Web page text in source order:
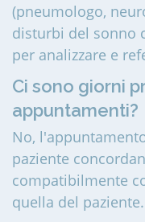
(pneumologo,
disturbi del sonno
per analizzare e
Ci sono giorni
appuntamenti?
No,
paziente
compatibilmente
quella del paziente.